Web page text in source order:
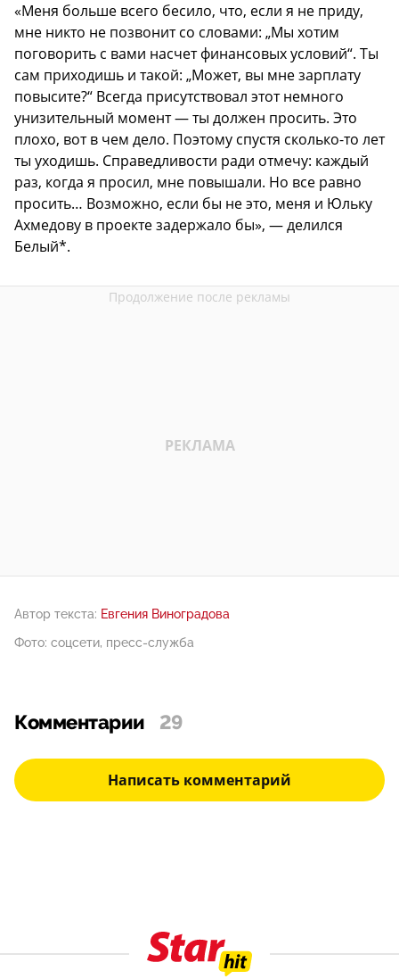
«Меня больше всего бесило, что, если я не приду,
мне никто не позвонит со словами: „Мы хотим
поговорить с вами насчет финансовых условий“. Ты
сам приходишь и такой: „Может, вы мне зарплату
повысите?“ Всегда присутствовал этот немного
унизительный момент — ты должен просить. Это
плохо, вот в чем дело. Поэтому спустя сколько-то лет
ты уходишь. Справедливости ради отмечу: каждый
раз, когда я просил, мне повышали. Но все равно
просить… Возможно, если бы не это, меня и Юльку
Ахмедову в проекте задержало бы», — делился
Белый*.
Автор текста: Евгения Виноградова
Фото: соцсети, пресс-служба
Комментарии 29
Написать комментарий